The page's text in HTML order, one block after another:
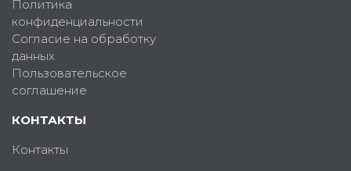
Политика
конфиденциальности
Согласие на обработку
данных
Пользовательское
соглашение
КОНТАКТЫ
Контакты